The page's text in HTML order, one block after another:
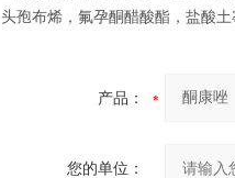
头孢布烯，氟孕酮醋酸酯，盐酸
产品：
您的单位：